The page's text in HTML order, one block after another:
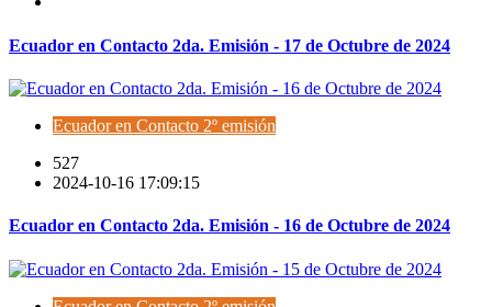
Ecuador en Contacto 2da. Emisión - 17 de Octubre de 2024
Ecuador en Contacto 2º emisión
527
2024-10-16 17:09:15
Ecuador en Contacto 2da. Emisión - 16 de Octubre de 2024